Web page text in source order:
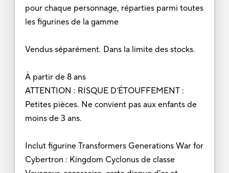
pour chaque personnage, réparties parmi toutes
les figurines de la gamme
Vendus séparément. Dans la limite des stocks.
À partir de 8 ans
ATTENTION : RISQUE D’ÉTOUFFEMENT :
Petites pièces. Ne convient pas aux enfants de
moins de 3 ans.
Inclut figurine Transformers Generations War for
Cybertron : Kingdom Cyclonus de classe